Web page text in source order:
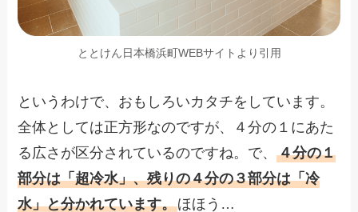
ととけん日本橋浜町WEBサイトより引用
というわけで、おもしろいカタチをしています。
全体としては正方形なのですが、４分の１にあた
る広さが区分されているのですね。で、４分の１
部分は「超冷水」、残りの４分の３部分は「冷
水」と分かれています。ほほう…